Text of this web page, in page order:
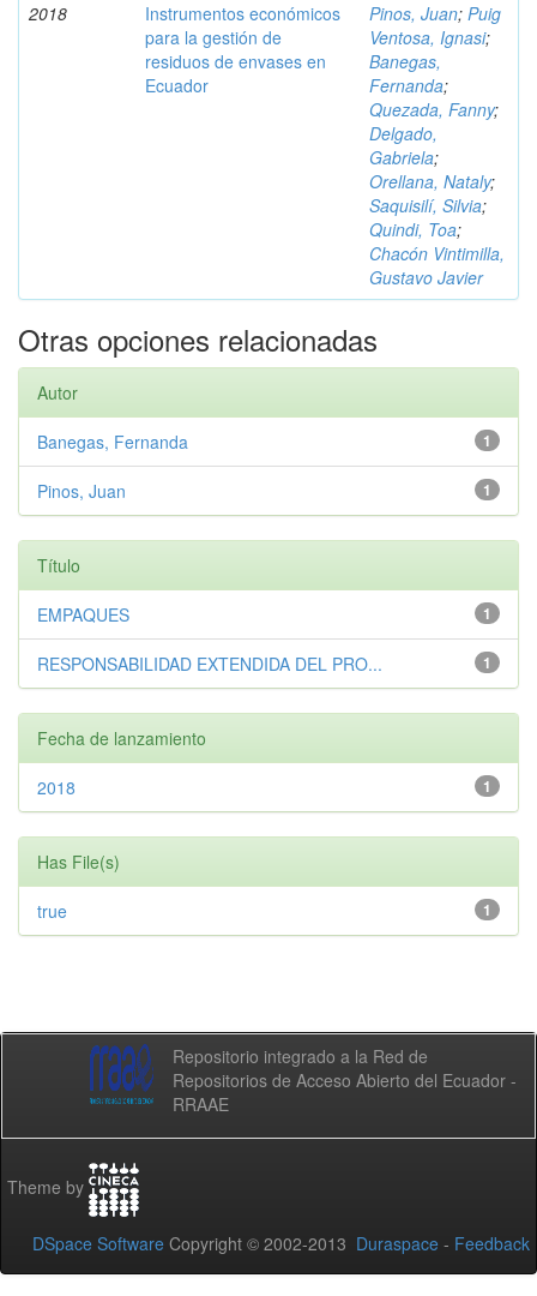
2018
Instrumentos económicos
para la gestión de
residuos de envases en
Ecuador
Pinos, Juan; Puig
Ventosa, Ignasi;
Banegas,
Fernanda;
Quezada, Fanny;
Delgado,
Gabriela;
Orellana, Nataly;
Saquisilí, Silvia;
Quindi, Toa;
Chacón Vintimilla,
Gustavo Javier
Otras opciones relacionadas
Autor
1
Banegas, Fernanda
1
Pinos, Juan
Título
1
EMPAQUES
1
RESPONSABILIDAD EXTENDIDA DEL PRO...
Fecha de lanzamiento
1
2018
Has File(s)
1
true
Repositorio integrado a la Red de
Repositorios de Acceso Abierto del Ecuador -
RRAAE
Theme by
DSpace Software Copyright © 2002-2013 Duraspace - Feedback